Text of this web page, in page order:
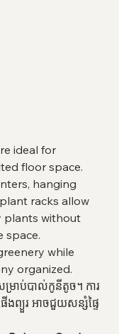
ideal for
floor space.
hanging
racks allow
plants without
space.
while
organized.
ាប់បាល់កូនីតូច។ ការ
ើងព្យួរ អាចជួយសន្សំផ្ទៃ